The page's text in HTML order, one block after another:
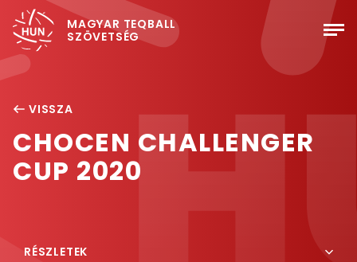
MAGYAR TEQBALL
SZÖVETSÉG
VISSZA
CHOCEN CHALLENGER
CUP 2020
RÉSZLETEK